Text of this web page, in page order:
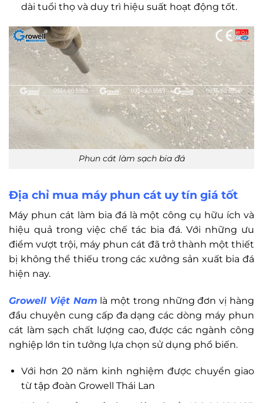
dài tuổi thọ và duy trì hiệu suất hoạt động tốt.
Phun cát làm sạch bia đá
Địa chỉ mua máy phun cát uy tín giá tốt
Máy phun cát làm bia đá là một công cụ hữu ích và
hiệu quả trong việc chế tác bia đá. Với những ưu
điểm vượt trội, máy phun cát đã trở thành một thiết
bị không thể thiếu trong các xưởng sản xuất bia đá
hiện nay.
Growell Việt Nam là một trong những đơn vị hàng
đầu chuyên cung cấp đa dạng các dòng máy phun
cát làm sạch chất lượng cao, được các ngành công
nghiệp lớn tin tưởng lựa chọn sử dụng phổ biến.
Với hơn 20 năm kinh nghiệm được chuyển giao
từ tập đoàn Growell Thái Lan